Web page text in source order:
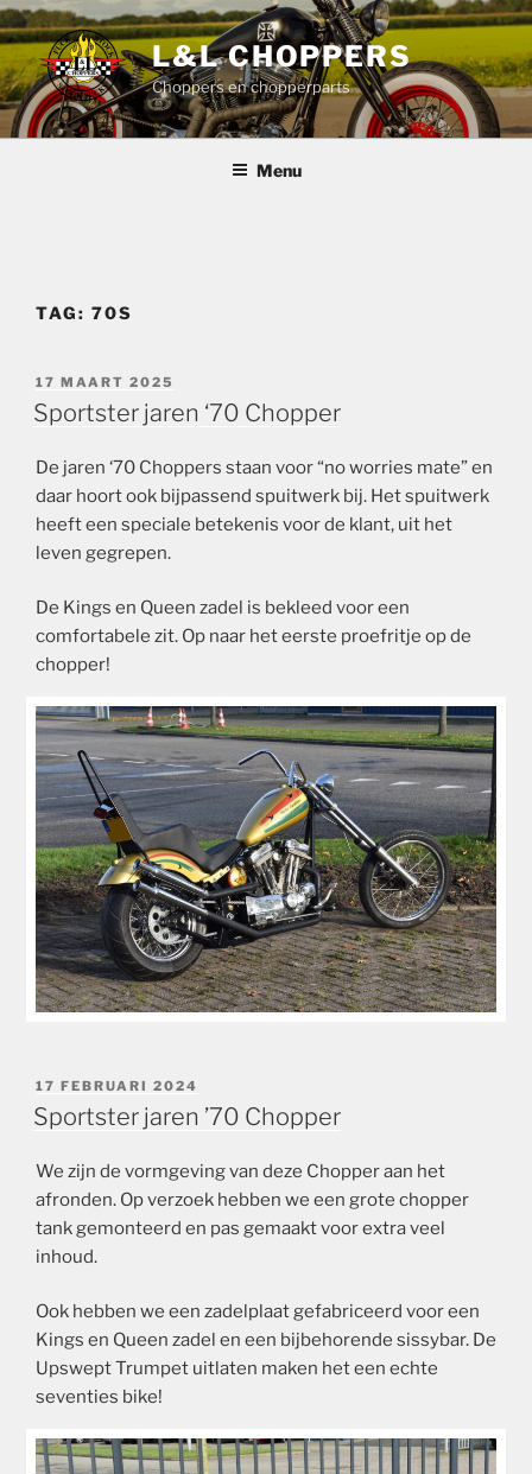
Ga
naar
de
inhoud
L&L CHOPPERS
Choppers en chopperparts
Menu
TAG: 70S
GEPLAATST
OP
17 MAART 2025
Sportster jaren ‘70 Chopper
De jaren ‘70 Choppers staan voor “no worries mate” en
daar hoort ook bijpassend spuitwerk bij. Het spuitwerk
heeft een speciale betekenis voor de klant, uit het
leven gegrepen.
De Kings en Queen zadel is bekleed voor een
comfortabele zit. Op naar het eerste proefritje op de
chopper!
GEPLAATST
OP
17 FEBRUARI 2024
Sportster jaren ’70 Chopper
We zijn de vormgeving van deze Chopper aan het
afronden. Op verzoek hebben we een grote chopper
tank gemonteerd en pas gemaakt voor extra veel
inhoud.
Ook hebben we een zadelplaat gefabriceerd voor een
Kings en Queen zadel en een bijbehorende sissybar. De
Upswept Trumpet uitlaten maken het een echte
seventies bike!